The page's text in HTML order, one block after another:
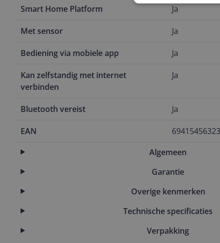
Smart Home Platform Ja
Met sensor Ja
Bediening via mobiele app Ja
Kan zelfstandig met internet
verbinden
Ja
Bluetooth vereist Ja
EAN
Algemeen
Garantie
Overige kenmerken
Technische specificaties
Verpakking